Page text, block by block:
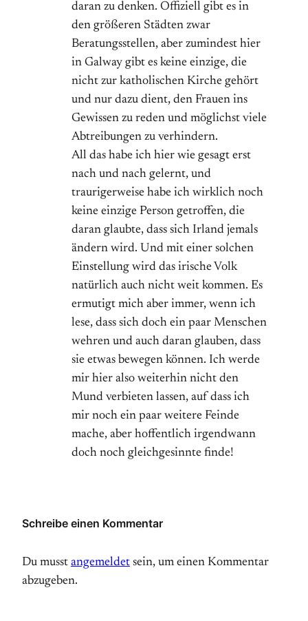
daran zu denken. Offiziell gibt es in
den größeren Städten zwar
Beratungsstellen, aber zumindest hier
in Galway gibt es keine einzige, die
nicht zur katholischen Kirche gehört
und nur dazu dient, den Frauen ins
Gewissen zu reden und möglichst viele
Abtreibungen zu verhindern.
All das habe ich hier wie gesagt erst
nach und nach gelernt, und
traurigerweise habe ich wirklich noch
keine einzige Person getroffen, die
daran glaubte, dass sich Irland jemals
ändern wird. Und mit einer solchen
Einstellung wird das irische Volk
natürlich auch nicht weit kommen. Es
ermutigt mich aber immer, wenn ich
lese, dass sich doch ein paar Menschen
wehren und auch daran glauben, dass
sie etwas bewegen können. Ich werde
mir hier also weiterhin nicht den
Mund verbieten lassen, auf dass ich
mir noch ein paar weitere Feinde
mache, aber hoffentlich irgendwann
doch noch gleichgesinnte finde!
Schreibe einen Kommentar
Du musst angemeldet sein, um einen Kommentar
abzugeben.